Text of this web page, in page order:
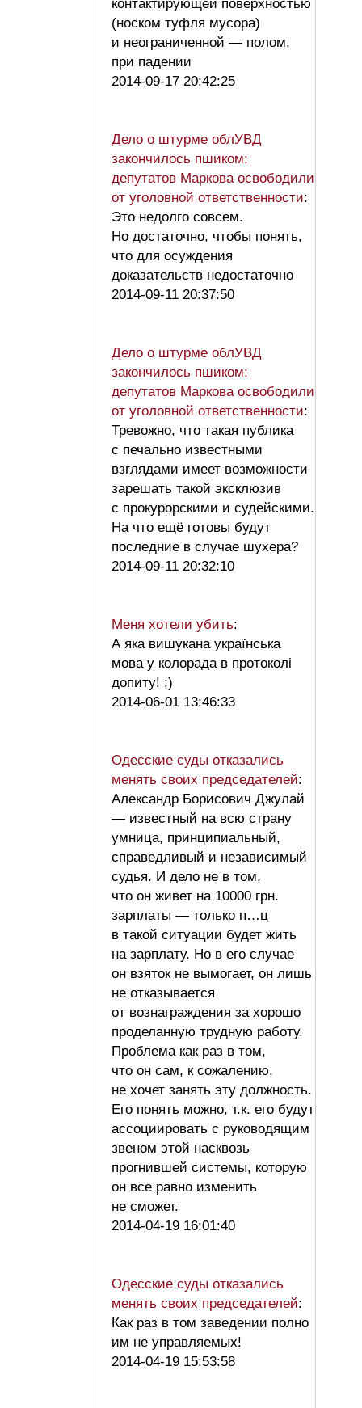
контактирующей поверхностью
(носком туфля мусора)
и неограниченной — полом,
при падении
2014-09-17 20:42:25
Дело о штурме облУВД
закончилось пшиком:
депутатов Маркова освободили
от уголовной ответственности:
Это недолго совсем.
Но достаточно, чтобы понять,
что для осуждения
доказательств недостаточно
2014-09-11 20:37:50
Дело о штурме облУВД
закончилось пшиком:
депутатов Маркова освободили
от уголовной ответственности:
Тревожно, что такая публика
с печально известными
взглядами имеет возможности
зарешать такой эксклюзив
с прокурорскими и судейскими.
На что ещё готовы будут
последние в случае шухера?
2014-09-11 20:32:10
Меня хотели убить:
А яка вишукана українська
мова у колорада в протоколі
допиту! ;)
2014-06-01 13:46:33
Одесские суды отказались
менять своих председателей:
Александр Борисович Джулай
— известный на всю страну
умница, принципиальный,
справедливый и независимый
судья. И дело не в том,
что он живет на 10000 грн.
зарплаты — только п…ц
в такой ситуации будет жить
на зарплату. Но в его случае
он взяток не вымогает, он лишь
не отказывается
от вознаграждения за хорошо
проделанную трудную работу.
Проблема как раз в том,
что он сам, к сожалению,
не хочет занять эту должность.
Его понять можно, т.к. его будут
ассоциировать с руководящим
звеном этой насквозь
прогнившей системы, которую
он все равно изменить
не сможет.
2014-04-19 16:01:40
Одесские суды отказались
менять своих председателей:
Как раз в том заведении полно
им не управляемых!
2014-04-19 15:53:58